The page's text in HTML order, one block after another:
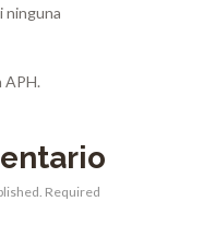
ninguna
APH.
Required